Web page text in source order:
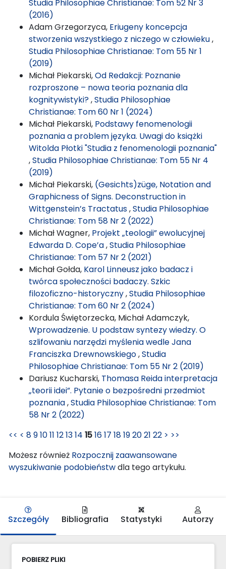
Studia Philosophiae Christianae: Tom 52 Nr 3
(2016)
Adam Grzegorzyca, Eriugeny koncepcja
stworzenia wszystkiego z niczego w człowieku,
Studia Philosophiae Christianae: Tom 55 Nr 1
(2019)
Michał Piekarski,Od Redakcji: Poznanie
rozproszone – nowa teoria poznania dla
kognitywistyki?,Studia Philosophiae
Christianae: Tom 60 Nr 1 (2024)
Michał Piekarski, Podstawy fenomenologii
poznania a problem języka. Uwagi do książki
Witolda Płotki "Studia z fenomenologii poznania"
,Studia Philosophiae Christianae: Tom 55 Nr 4
(2019)
Michał Piekarski, (Gesichts)züge, Notation and
Graphicness of Signs. Deconstruction in
Wittgenstein’s Tractatus,Studia Philosophiae
Christianae: Tom 58 Nr 2 (2022)
Michał Wagner, Projekt „teologii” ewolucyjnej
Edwarda D. Cope’a,Studia Philosophiae
Christianae: Tom 57 Nr 2 (2021)
Michał Gołda, Karol Linneusz jako badacz i
twórca społeczności badaczy. Szkic
filozoficzno-historyczny,Studia Philosophiae
Christianae: Tom 60 Nr 2 (2024)
Kordula Świętorzecka, Michał Adamczyk,
Wprowadzenie. U podstaw syntezy wiedzy. O
szlifowaniu narzędzi myślenia wedle Jana
Franciszka Drewnowskiego,Studia
Philosophiae Christianae: Tom 55 Nr 2 (2019)
Dariusz Kucharski, Thomasa Reida interpretacja
„teorii idei”. Pytanie o bezpośredni przedmiot
poznania,Studia Philosophiae Christianae: Tom
58 Nr 2 (2022)
<< < 891011 121314 151617 18192021 22 > >>
Możesz również Rozpocznij zaawansowane
wyszukiwanie podobieństwdla tego artykułu.
Szczegóły Bibliografia Statystyki Autorzy
POBIERZ PLIKI